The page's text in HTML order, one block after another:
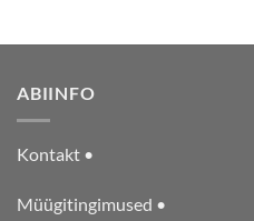
ABIINFO
Kontakt •
Müügitingimused •